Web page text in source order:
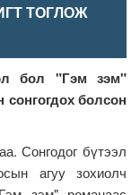
ТОГЛОЖ
бол "Гэм зэм"
сонгогдох болсон
Сонгодог бүтээл
агуу зохиолч